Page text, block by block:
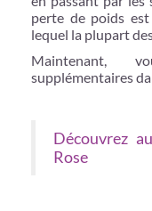
perte de poids
lequel la plupart
Maintenant,
supplémentaires
Découvrez
Rose